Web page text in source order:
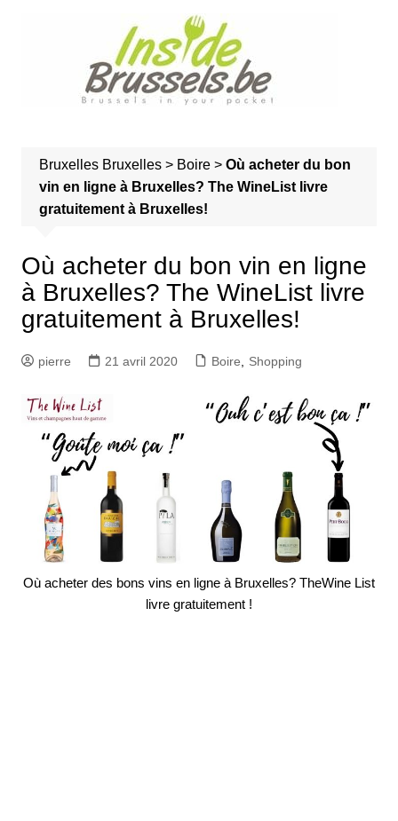
Bruxelles Bruxelles> Boire> Où acheter du bon
vin en ligne à Bruxelles? The WineList livre
gratuitement à Bruxelles!
Où acheter du bon vin en ligne
à Bruxelles? The WineList livre
gratuitement à Bruxelles!
pierre 21 avril 2020 Boire Shopping
Où acheter des bons vins en ligne à Bruxelles? TheWine List
livre gratuitement !